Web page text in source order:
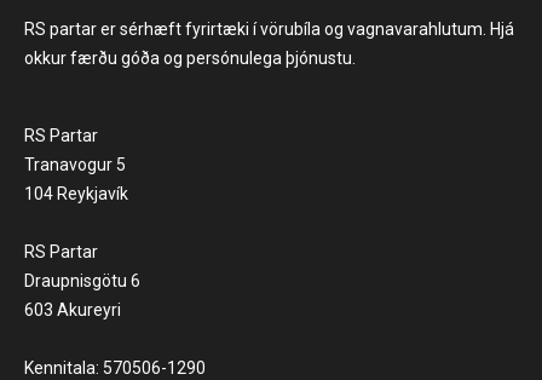
RS partar er sérhæft fyrirtæki í vörubíla og vagnavarahlutum. Hjá
okkur færðu góða og persónulega þjónustu.
RS Partar
Tranavogur 5
104 Reykjavík
RS Partar
Draupnisgötu 6
603 Akureyri
Kennitala: 570506-1290